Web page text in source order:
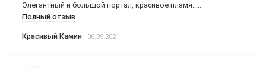
Элегантный и большой портал, красивое пламя.....
Полный отзыв
Красивый Камин 06.09.2021